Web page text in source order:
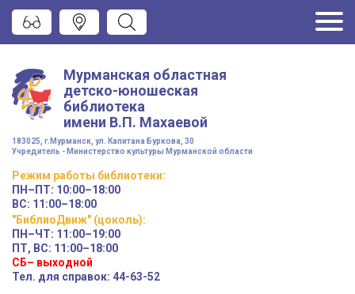
Мурманская областная
детско-юношеская
библиотека
имени В.П. Махаевой
183025, г.Мурманск, ул. Капитана Буркова, 30
Учредитель - Министерство культуры Мурманской области
Режим работы библиотеки:
ПН–ПТ: 10:00–18:00
ВС: 11:00–18:00
"БиблиоДвиж" (цоколь):
ПН–ЧТ: 11:00–19:00
ПТ, ВС: 11:00–18:00
СБ– выходной
Тел. для справок: 44-63-52